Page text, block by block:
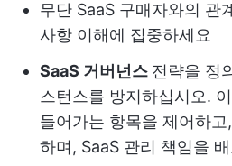
무단 SaaS 구매자와의 관
사항 이해에 집중하세요
SaaS 거버넌스 전략을 정
스턴스를 방지하십시오.
들어가는 항목을 제어하
하며, SaaS 관리 책임을